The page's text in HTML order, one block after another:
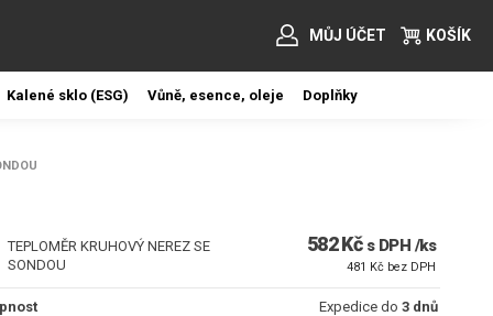
MŮJ ÚČET KOŠÍK
Kalené sklo (ESG) Vůně, esence, oleje Doplňky
TEPLOMĚR KRUHOVÝ NEREZ SE
SONDOU
582 Kč s DPH /ks
481 Kč bez DPH
Expedice do 3 dnů